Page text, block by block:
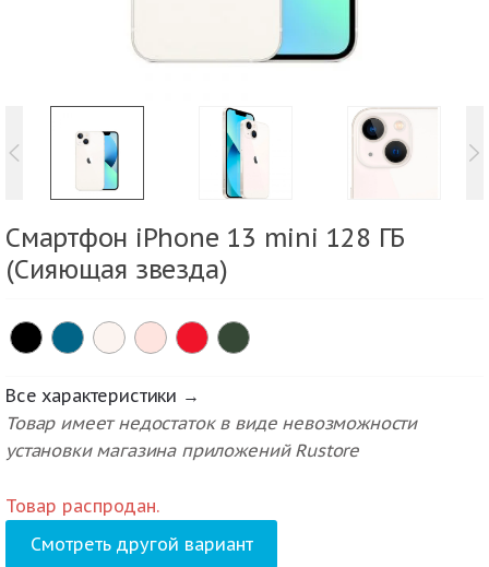
Смартфон iPhone 13 mini 128 ГБ
(Сияющая звезда)
Все характеристики →
Товар имеет недостаток в виде невозможности
установки магазина приложений Rustore
Товар распродан.
Смотреть другой вариант